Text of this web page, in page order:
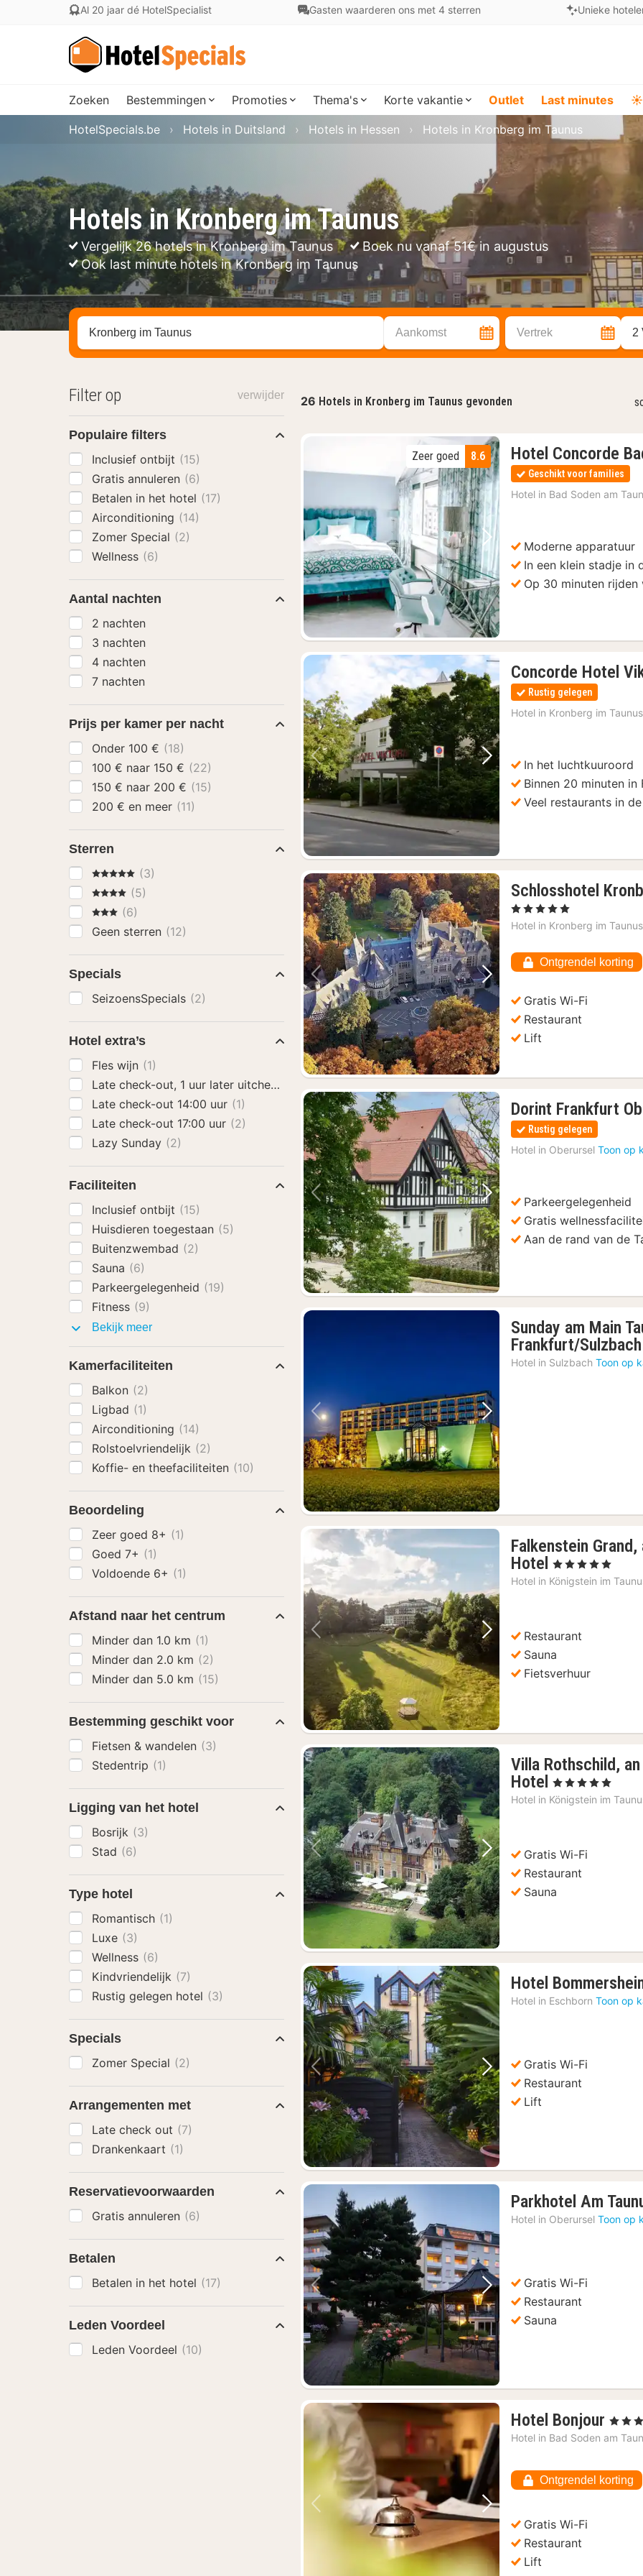
Al 20 jaar dé HotelSpecialist Gasten waarderen ons met 4 sterren Unieke
Zoeken Bestemmingen Promoties Thema's Korte vakantie Outlet Last minutes ☀️
Hotels in Kronberg im Taunus
Vergelijk 26 hotels in Kronberg im Taunus
Boek nu vanaf 51€ in augustus
Ook last minute hotels in Kronberg im Taunus
HotelSpecials.be Hotels in Duitsland Hotels in Hessen Hotels in Kronberg im Taunus
Zoek op hotel, regio of stad Aankomst Vertrek 2
26 Hotels in Kronberg im Taunus gevonden
Vorige foto Volgende foto
8.6
Zeer goed Hotel Concorde
Geschikt voor families
Hotel in Bad Soden am
Moderne apparatuur
In een klein stadje in
Op 30 minuten
Vorige foto Volgende foto
Concorde Hotel
Rustig gelegen
Hotel in Kronberg im Taunus
In het luchtkuuroord
Binnen 20 minuten in
Veel restaurants in
Vorige foto Volgende foto
Schlosshotel
, 5 Sterren
Hotel in Kronberg im Taunus
Ontgrendel korting
Gratis Wi-Fi
Restaurant
Lift
Vorige foto Volgende foto
Dorint Frankfurt
Rustig gelegen
Hotel in Oberursel Toon op
Parkeergelegenheid
Gratis
Aan de rand van de
Vorige foto Volgende foto
Sunday am Main
Frankfurt/Sulzbach
Hotel in Sulzbach Toon op
Vorige foto Volgende foto
Falkenstein
Hotel 1
nacht
€
, 5 Sterren
Hotel in Königstein im
Restaurant
Sauna
Fietsverhuur
Vorige foto Volgende foto
Villa Rothschild,
Hotel 1
nacht
€
, 5 Sterren
Hotel in Königstein im
Gratis Wi-Fi
Restaurant
Sauna
Vorige foto Volgende foto
Hotel
Hotel in Eschborn Toon op
Gratis Wi-Fi
Restaurant
Lift
Vorige foto Volgende foto
Parkhotel Am
Hotel in Oberursel Toon op
Gratis Wi-Fi
Restaurant
Sauna
Vorige foto Volgende foto
Hotel Bonjour 1
€
, 4
Hotel in Bad Soden am
Ontgrendel korting
Gratis Wi-Fi
Restaurant
Lift
Filter op verwijder
Populaire filters
Inclusief ontbijt (15)
Gratis annuleren (6)
Betalen in het hotel (17)
Airconditioning (14)
Zomer Special (2)
Wellness (6)
Aantal nachten
2 nachten
3 nachten
4 nachten
7 nachten
Prijs per kamer per nacht
Onder 100 € (18)
100 € naar 150 € (22)
150 € naar 200 € (15)
200 € en meer (11)
Sterren
5 Sterren(3)
4 Sterren
(5)
3 Sterren
(6)
Geen sterren (12)
Specials
SeizoensSpecials (2)
Hotel extra’s
Fles wijn (1)
Late check-out, 1 uur later uitchecken
Late check-out 14:00 uur (1)
Late check-out 17:00 uur (2)
Lazy Sunday (2)
Faciliteiten
Inclusief ontbijt (15)
Huisdieren toegestaan (5)
Buitenzwembad (2)
Sauna (6)
Parkeergelegenheid (19)
Fitness (9)
Bekijk meerFaciliteiten
Kamerfaciliteiten
Balkon (2)
Ligbad (1)
Airconditioning (14)
Rolstoelvriendelijk (2)
Koffie- en theefaciliteiten (10)
Beoordeling
Zeer goed 8+ (1)
Goed 7+ (1)
Voldoende 6+ (1)
Afstand naar het centrum
Minder dan 1.0 km (1)
Minder dan 2.0 km (2)
Minder dan 5.0 km (15)
Bestemming geschikt voor
Fietsen & wandelen (3)
Stedentrip (1)
Ligging van het hotel
Bosrijk (3)
Stad (6)
Type hotel
Romantisch (1)
Luxe (3)
Wellness (6)
Kindvriendelijk (7)
Rustig gelegen hotel (3)
Specials
Zomer Special (2)
Arrangementen met
Late check out (7)
Drankenkaart (1)
Reservatievoorwaarden
Gratis annuleren (6)
Betalen
Betalen in het hotel (17)
Leden Voordeel
Leden Voordeel (10)